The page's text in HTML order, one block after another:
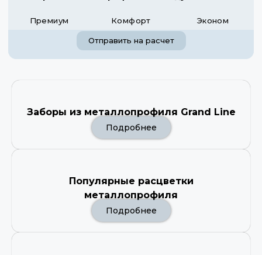
Премиум Комфорт Эконом
Отправить на расчет
Заборы из металлопрофиля Grand Line
Подробнее
Популярные расцветки
металлопрофиля
Подробнее